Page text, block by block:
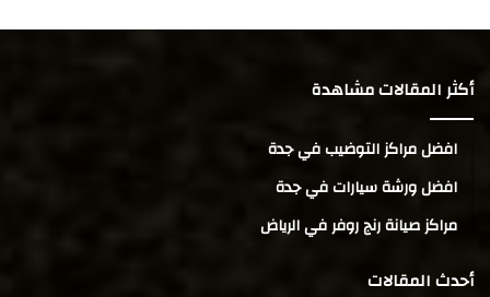
أكثر المقالات مشاهدة
افضل مراكز التوضيب في جدة
افضل ورشة سيارات في جدة
مراكز صيانة رنج روفر في الرياض
أحدث المقالات